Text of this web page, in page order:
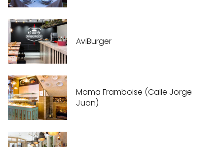
AviBurger
Mama Framboise (Calle Jorge
Juan)